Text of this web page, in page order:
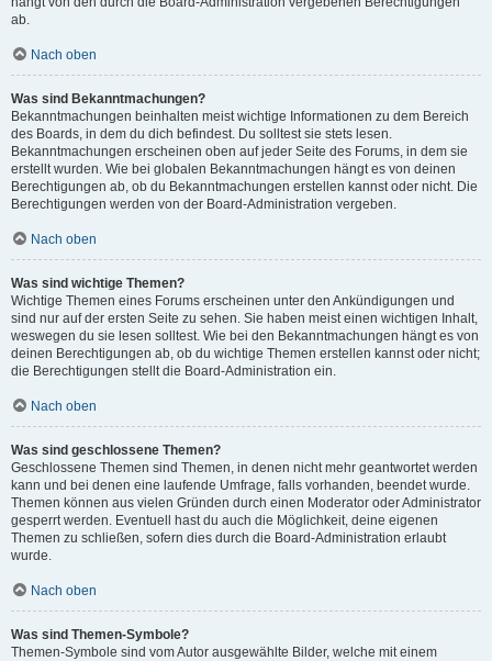
ab.
Nach oben
Was sind Bekanntmachungen?
Bekanntmachungen beinhalten meist wichtige Informationen zu dem Bereich
des Boards, in dem du dich befindest. Du solltest sie stets lesen.
Bekanntmachungen erscheinen oben auf jeder Seite des Forums, in dem sie
erstellt wurden. Wie bei globalen Bekanntmachungen hängt es von deinen
Berechtigungen ab, ob du Bekanntmachungen erstellen kannst oder nicht. Die
Berechtigungen werden von der Board-Administration vergeben.
Nach oben
Was sind wichtige Themen?
Wichtige Themen eines Forums erscheinen unter den Ankündigungen und
sind nur auf der ersten Seite zu sehen. Sie haben meist einen wichtigen Inhalt,
weswegen du sie lesen solltest. Wie bei den Bekanntmachungen hängt es von
deinen Berechtigungen ab, ob du wichtige Themen erstellen kannst oder nicht;
die Berechtigungen stellt die Board-Administration ein.
Nach oben
Was sind geschlossene Themen?
Geschlossene Themen sind Themen, in denen nicht mehr geantwortet werden
kann und bei denen eine laufende Umfrage, falls vorhanden, beendet wurde.
Themen können aus vielen Gründen durch einen Moderator oder Administrator
gesperrt werden. Eventuell hast du auch die Möglichkeit, deine eigenen
Themen zu schließen, sofern dies durch die Board-Administration erlaubt
wurde.
Nach oben
Was sind Themen-Symbole?
Themen-Symbole sind vom Autor ausgewählte Bilder, welche mit einem